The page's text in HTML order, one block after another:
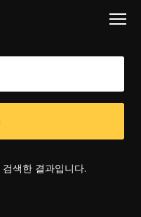
색한 결과입니다.